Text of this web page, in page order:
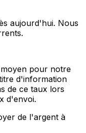
aujourd'hui. Nous
pour notre
d'information
de ce taux lors
d'envoi.
de l'argent à